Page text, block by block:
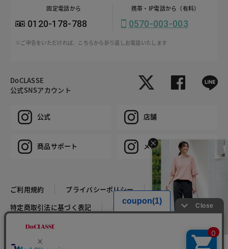
HIT ITEM - PANTS
固定電話から
0120-178-788
携帯・IP電話から（有料）
0570-003-003
※ご申告をいただければ、こちらから折り返しお電話いたします
DoCLASSE
公式SNSアカウント
公式 店舗
商品サポート メンズ
ご利用規約
プライバシーポリシー
特定商取引法に基づく表記
推奨環境 企業情報
COPYRIGHT © DoCLASSE ALL RIGHTS RESERVED.